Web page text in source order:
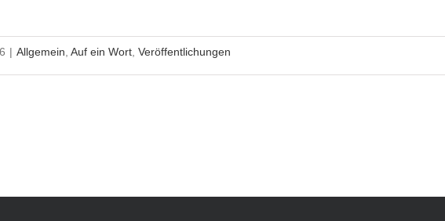
| Allgemein Auf ein Wort Veröffentlichungen